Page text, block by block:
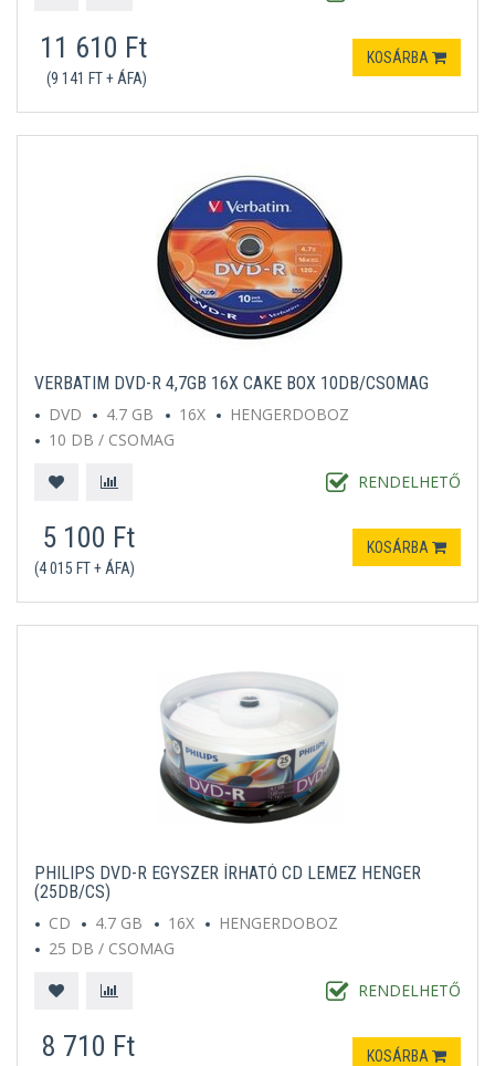
11 610 Ft
(9 141 FT + ÁFA)
KOSÁRBA
VERBATIM DVD-R 4,7GB 16X CAKE BOX 10DB/CSOMAG
DVD
4.7 GB 16X
HENGERDOBOZ
10 DB / CSOMAG
RENDELHETŐ
5 100 Ft
(4 015 FT + ÁFA)
KOSÁRBA
PHILIPS DVD-R EGYSZER ÍRHATÓ CD LEMEZ HENGER
(25DB/CS)
CD
4.7 GB 16X
HENGERDOBOZ
25 DB / CSOMAG
RENDELHETŐ
8 710 Ft KOSÁRBA